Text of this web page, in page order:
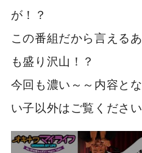
が！？
この番組だから言える
も盛り沢山！？
今回も濃い～～内容と
い子以外はご覧ください